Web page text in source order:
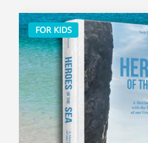
FOR KIDS